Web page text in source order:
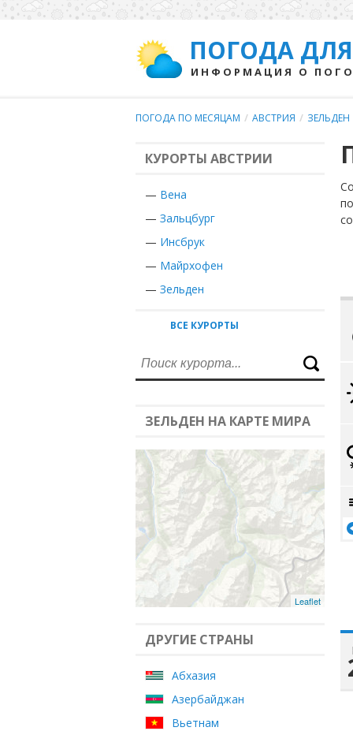
ПОГОДА
ИНФОРМАЦИЯ О
ПОГОДА ПО МЕСЯЦАМ / АВСТРИЯ / ЗЕЛЬДЕН
КУРОРТЫ АВСТРИИ
— Вена
— Зальцбург
— Инсбрук
— Майрхофен
— Зельден
ВСЕ КУРОРТЫ
ЗЕЛЬДЕН НА КАРТЕ МИРА
Leaflet
ДРУГИЕ СТРАНЫ
Абхазия
Азербайджан
Вьетнам